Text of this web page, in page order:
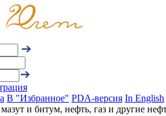
В "Избранное" PDA-версия In English
и битум, нефть, газ и другие